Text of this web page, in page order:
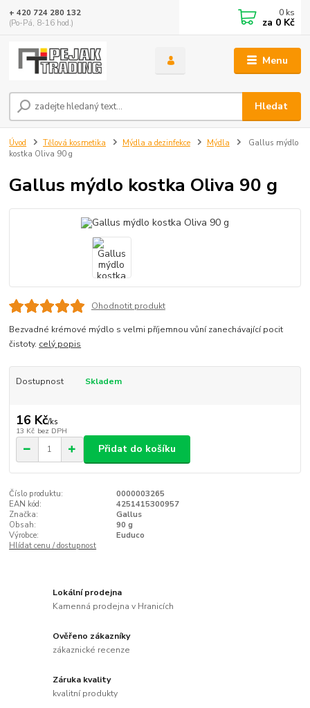
Menu
Hledat
+ 420 724 280 132
(Po-Pá, 8-16 hod.)
0 ks
za 0 Kč
Úvod Tělová kosmetika Mýdla a dezinfekce Mýdla
Gallus mýdlo
kostka Oliva 90 g
Gallus mýdlo kostka Oliva 90 g
Ohodnotit produkt
Bezvadné krémové mýdlo s velmi příjemnou vůní zanechávající pocit
čistoty. celý popis
Dostupnost Skladem
16 Kč/ks
13 Kč bez DPH
Přidat do košíku
Číslo produktu:
0000003265
EAN kód:
4251415300957
Značka:
Gallus
Obsah:
90 g
Výrobce:
Euduco
Hlídat cenu / dostupnost
Lokální prodejna
Kamenná prodejna v Hranicích
Ověřeno zákazníky
zákaznické recenze
Záruka kvality
kvalitní produkty